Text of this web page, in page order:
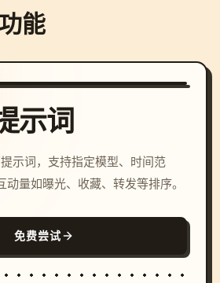
能
示词
示词，支持指定模型、时间范
量如曝光、收藏、转发等排序。
免费尝试